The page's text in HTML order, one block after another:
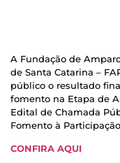
A Fundação de
de Santa Catarina –
público o resultado
fomento na Etapa de
Edital de Chamada
Fomento à
CONFIRA AQUI